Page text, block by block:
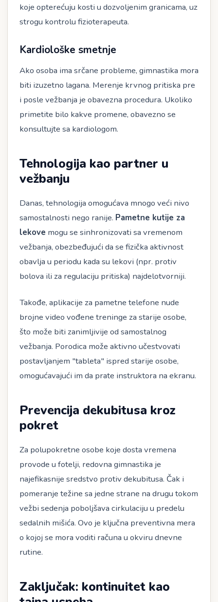
koje opterećuju kosti u dozvoljenim granicama, uz
strogu kontrolu fizioterapeuta.
Kardiološke smetnje
Ako osoba ima srčane probleme, gimnastika mora
biti izuzetno lagana. Merenje krvnog pritiska pre
i posle vežbanja je obavezna procedura. Ukoliko
primetite bilo kakve promene, obavezno se
konsultujte sa kardiologom.
Tehnologija kao partner u
vežbanju
Danas, tehnologija omogućava mnogo veći nivo
samostalnosti nego ranije. Pametne kutije za
lekove mogu se sinhronizovati sa vremenom
vežbanja, obezbeđujući da se fizička aktivnost
obavlja u periodu kada su lekovi (npr. protiv
bolova ili za regulaciju pritiska) najdelotvorniji.
Takođe, aplikacije za pametne telefone nude
brojne video vođene treninge za starije osobe,
što može biti zanimljivije od samostalnog
vežbanja. Porodica može aktivno učestvovati
postavljanjem "tableta" ispred starije osobe,
omogućavajući im da prate instruktora na ekranu.
Prevencija dekubitusa kroz
pokret
Za polupokretne osobe koje dosta vremena
provode u fotelji, redovna gimnastika je
najefikasnije sredstvo protiv dekubitusa. Čak i
pomeranje težine sa jedne strane na drugu tokom
vežbi sedenja poboljšava cirkulaciju u predelu
sedalnih mišića. Ovo je ključna preventivna mera
o kojoj se mora voditi računa u okviru dnevne
rutine.
Zaključak: kontinuitet kao